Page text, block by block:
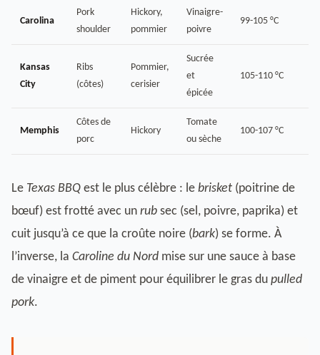
Carolina
Pork
shoulder
Hickory,
pommier
Vinaigre-
poivre
99-105 °C
Kansas
City
Ribs
(côtes)
Pommier,
cerisier
Sucrée
et
épicée
105-110 °C
Memphis
Côtes de
porc
Hickory
Tomate
ou sèche
100-107 °C
Le Texas BBQ est le plus célèbre : le brisket (poitrine de
bœuf) est frotté avec un rub sec (sel, poivre, paprika) et
cuit jusqu’à ce que la croûte noire (bark) se forme. À
l’inverse, la Caroline du Nord mise sur une sauce à base
de vinaigre et de piment pour équilibrer le gras du pulled
pork.